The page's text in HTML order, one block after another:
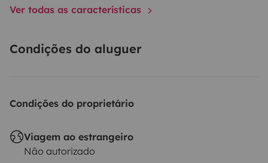
Ver todas as características
Condições do aluguer
Condições do proprietário
Viagem ao estrangeiro
Não autorizado